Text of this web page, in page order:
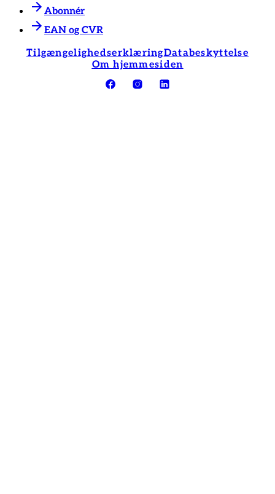
Abonnér
EAN og CVR
TilgængelighedserklæringDatabeskyttelse
Om hjemmesiden